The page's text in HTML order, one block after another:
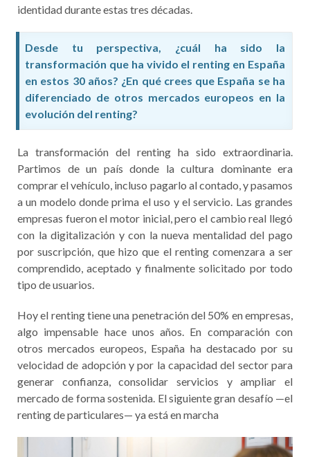
identidad durante estas tres décadas.
Desde tu perspectiva, ¿cuál ha sido la
transformación que ha vivido el renting en España
en estos 30 años? ¿En qué crees que España se ha
diferenciado de otros mercados europeos en la
evolución del renting?
La transformación del renting ha sido extraordinaria.
Partimos de un país donde la cultura dominante era
comprar el vehículo, incluso pagarlo al contado, y pasamos
a un modelo donde prima el uso y el servicio. Las grandes
empresas fueron el motor inicial, pero el cambio real llegó
con la digitalización y con la nueva mentalidad del pago
por suscripción, que hizo que el renting comenzara a ser
comprendido, aceptado y finalmente solicitado por todo
tipo de usuarios.
Hoy el renting tiene una penetración del 50% en empresas,
algo impensable hace unos años. En comparación con
otros mercados europeos, España ha destacado por su
velocidad de adopción y por la capacidad del sector para
generar confianza, consolidar servicios y ampliar el
mercado de forma sostenida. El siguiente gran desafío —el
renting de particulares— ya está en marcha